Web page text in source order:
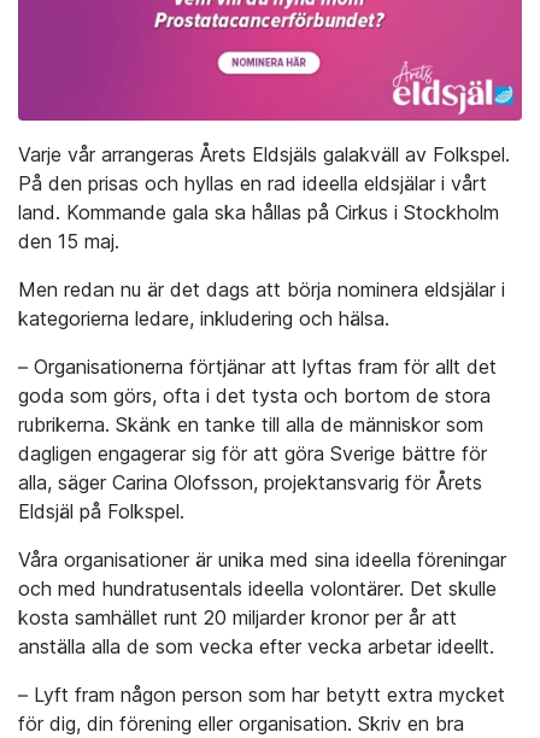
Varje vår arrangeras Årets Eldsjäls galakväll av Folkspel.
På den prisas och hyllas en rad ideella eldsjälar i vårt
land. Kommande gala ska hållas på Cirkus i Stockholm
den 15 maj.
Men redan nu är det dags att börja nominera eldsjälar i
kategorierna ledare, inkludering och hälsa.
– Organisationerna förtjänar att lyftas fram för allt det
goda som görs, ofta i det tysta och bortom de stora
rubrikerna. Skänk en tanke till alla de människor som
dagligen engagerar sig för att göra Sverige bättre för
alla, säger Carina Olofsson, projektansvarig för Årets
Eldsjäl på Folkspel.
Våra organisationer är unika med sina ideella föreningar
och med hundratusentals ideella volontärer. Det skulle
kosta samhället runt 20 miljarder kronor per år att
anställa alla de som vecka efter vecka arbetar ideellt.
– Lyft fram någon person som har betytt extra mycket
för dig, din förening eller organisation. Skriv en bra